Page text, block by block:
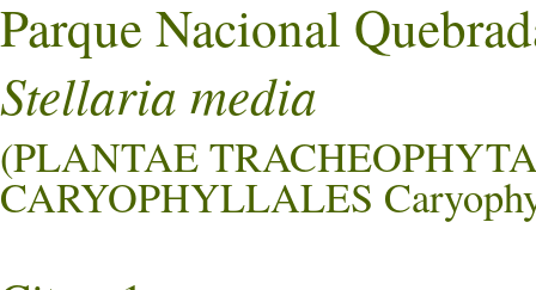
Parque Nacional
Stellaria media
(PLANTAE
CARYOPHYLLALES